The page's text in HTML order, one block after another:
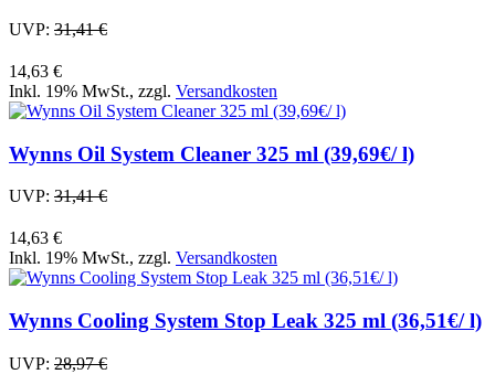
UVP: 31,41 €
14,63 €
Inkl. 19% MwSt., zzgl. Versandkosten
Wynns Oil System Cleaner 325 ml (39,69€/ l)
UVP: 31,41 €
14,63 €
Inkl. 19% MwSt., zzgl. Versandkosten
Wynns Cooling System Stop Leak 325 ml (36,51€/ l)
UVP: 28,97 €